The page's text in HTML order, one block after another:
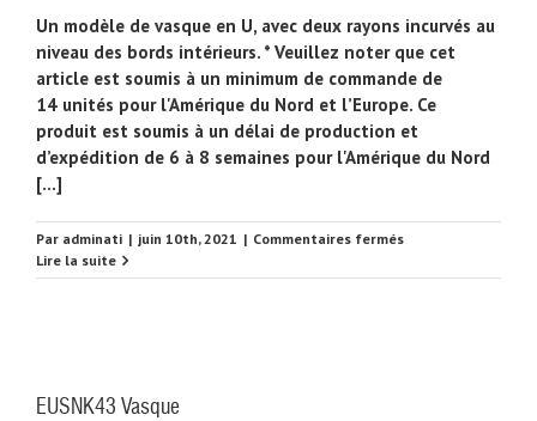
Un modèle de vasque en U, avec deux rayons incurvés au
niveau des bords intérieurs. * Veuillez noter que cet
article est soumis à un minimum de commande de
14 unités pour l'Amérique du Nord et l’Europe. Ce
produit est soumis à un délai de production et
d’expédition de 6 à 8 semaines pour l'Amérique du Nord
[...]
Par adminati | juin 10th, 2021 | Commentaires ferméssur
Vasque
Lire la suite
EUSNK43 Vasque